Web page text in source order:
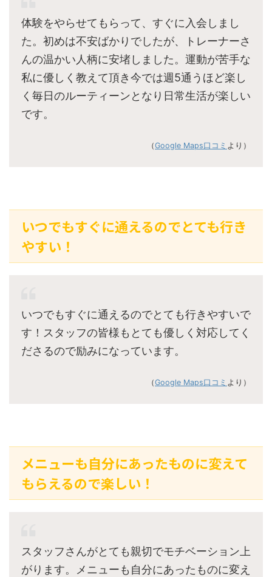
体験をやらせてもらって、すぐに入会しまし
た。初めは不安ばかりでしたが、トレーナーさ
んの温かい人柄に安堵しました。運動が苦手な
私に優しく教えて頂き今では週5通うほど楽し
く毎日のルーティーンとなり日常生活が楽しい
です。
（Google Maps口コミ より）
いつでもすぐに通えるのでとても行き
やすい！
いつでもすぐに通えるのでとても行きやすいで
す！スタッフの皆様もとても優しく対応してく
ださるので励みになっています。
（Google Maps口コミ より）
メニューも自分にあったものに変えて
もらえるので楽しい！
スタッフさんがとても親切でモチベーション上
がります。メニューも自分にあったものに変え